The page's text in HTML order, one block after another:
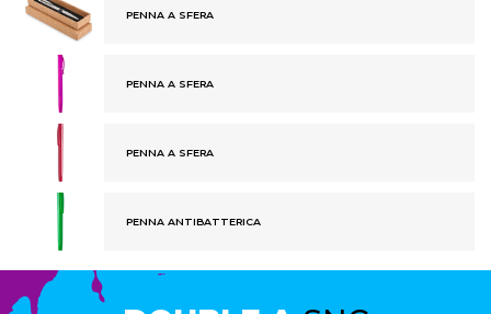
PENNA A SFERA
PENNA A SFERA
PENNA A SFERA
PENNA ANTIBATTERICA